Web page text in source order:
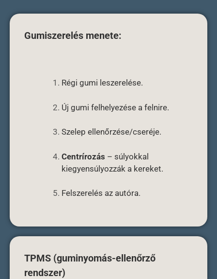
Gumiszerelés menete:
Régi gumi leszerelése.
Új gumi felhelyezése a felnire.
Szelep ellenőrzése/cseréje.
Centrírozás – súlyokkal
kiegyensúlyozzák a kereket.
Felszerelés az autóra.
TPMS (guminyomás-ellenőrző
rendszer)